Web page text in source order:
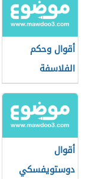
أقوال وحكم
الفلاسفة
أقوال
دوستويفسكي